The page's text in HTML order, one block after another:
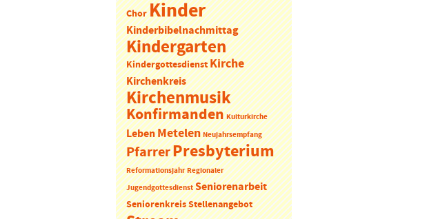
Chor Kinder
Kinderbibelnachmittag
Kindergarten
Kindergottesdienst Kirche
Kirchenkreis
Kirchenmusik
Konfirmanden Kulturkirche
LebenMetelen Neujahrsempfang
PfarrerPresbyterium
Reformationsjahr Regionaler
Jugendgottesdienst Seniorenarbeit
Seniorenkreis Stellenangebot